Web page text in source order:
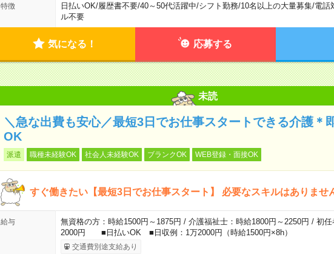
特徴 日払いOK/履歴書不要/40～50代活躍中/シフト勤務/10名以上の大量募集/電話
ル不要
気になる！ 応募する
未読
＼急な出費も安心／最短3日でお仕事スタートできる介護＊
OK
派遣 職種未経験OK 社会人未経験OK ブランクOK WEB登録・面接OK
すぐ働きたい【最短3日でお仕事スタート】 必要なスキルはありませ
給与
無資格の方：時給1500円～1875円 / 介護福祉士：時給1800円～2250円 / 初任
2000円 ■日払いOK ■日収例：1万2000円（時給1500円×8h）
交通費別途支給あり